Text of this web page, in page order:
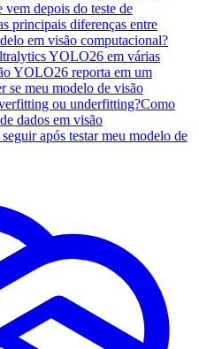
vem depois do teste de
principais diferenças entre
em visão computacional?
YOLO26 em várias
YOLO26 reporta em um
se meu modelo de visão
ou underfitting?Como
dados em visão
após testar meu modelo de